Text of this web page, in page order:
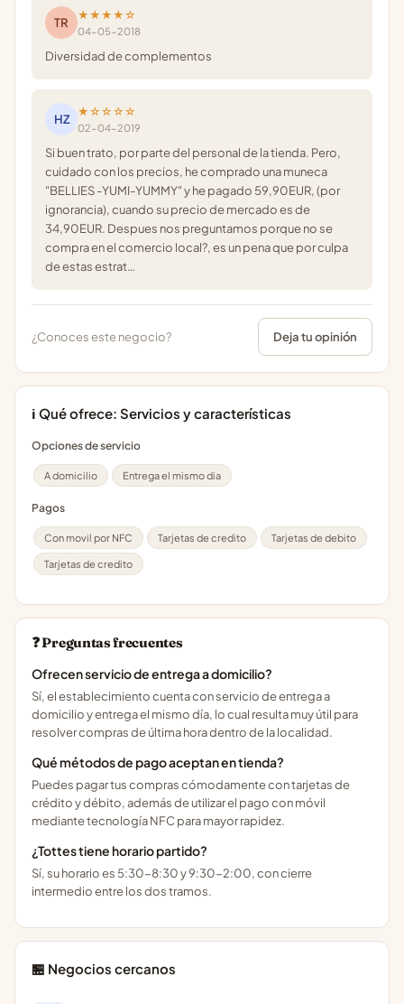
TR
★★★★☆
04-05-2018
Diversidad de complementos
HZ
★☆☆☆☆
02-04-2019
Si buen trato, por parte del personal de la tienda. Pero,
cuidado con los precios, he comprado una muneca
"BELLIES -YUMI-YUMMY" y he pagado 59,90EUR, (por
ignorancia), cuando su precio de mercado es de
34,90EUR. Despues nos preguntamos porque no se
compra en el comercio local?, es un pena que por culpa
de estas estrat…
¿Conoces este negocio? Deja tu opinión
ℹ️ Qué ofrece: Servicios y características
Opciones de servicio
A domicilio Entrega el mismo dia
Pagos
Con movil por NFC Tarjetas de credito Tarjetas de debito
Tarjetas de credito
❓ Preguntas frecuentes
Ofrecen servicio de entrega a domicilio?
Sí, el establecimiento cuenta con servicio de entrega a
domicilio y entrega el mismo día, lo cual resulta muy útil para
resolver compras de última hora dentro de la localidad.
Qué métodos de pago aceptan en tienda?
Puedes pagar tus compras cómodamente con tarjetas de
crédito y débito, además de utilizar el pago con móvil
mediante tecnología NFC para mayor rapidez.
¿Tottes tiene horario partido?
Sí, su horario es 5:30-8:30 y 9:30-2:00, con cierre
intermedio entre los dos tramos.
🏪 Negocios cercanos